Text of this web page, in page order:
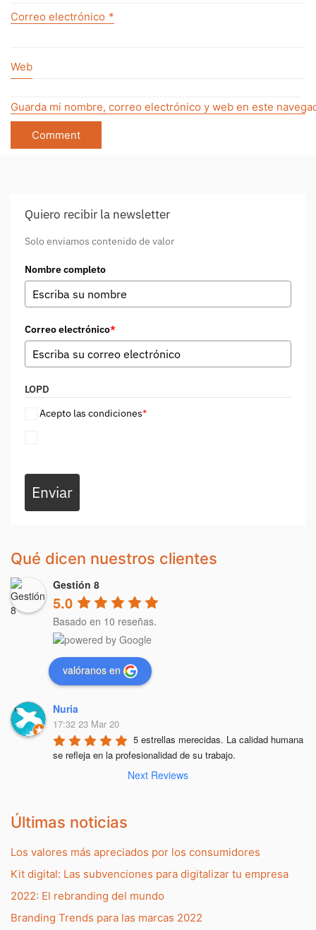
Correo electrónico *
Web
Guarda mi nombre, correo electrónico y web en este
Quiero recibir la newsletter
Solo enviamos contenido de valor
Nombre completo
Correo electrónico*
LOPD
Acepto las condiciones*
Enviar
Qué dicen nuestros clientes
Gestión 8
5.0
Basado en 10 reseñas.
valóranos en
Nuria
17:32 23 Mar 20
5 estrellas merecidas. La calidad humana
se refleja en la profesionalidad de su trabajo.
Next Reviews
Últimas noticias
Los valores más apreciados por los consumidores
Kit digital: Las subvenciones para digitalizar tu empresa
2022: El rebranding del mundo
Branding Trends para las marcas 2022